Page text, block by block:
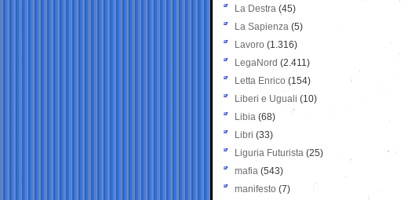
La Destra (45)
La Sapienza (5)
Lavoro (1.316)
LegaNord (2.411)
Letta Enrico (154)
Liberi e Uguali (10)
Libia (68)
Libri (33)
Liguria Futurista (25)
mafia (543)
manifesto (7)